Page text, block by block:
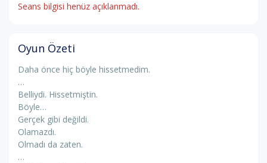
Seans bilgisi henüz açıklanmadı.
Oyun Özeti
Daha önce hiç böyle hissetmedim.
…
Belliydi. Hissetmiştin.
Böyle…
Gerçek gibi değildi.
Olamazdı.
Olmadı da zaten.
…